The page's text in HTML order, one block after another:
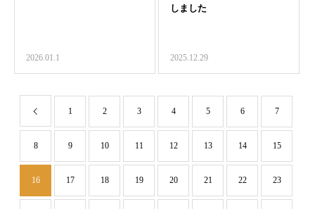
2026.01.1 2025.12.29
1 2 3 4 5 6 7
8 9 10 11 12 13 14 15
16 17 18 19 20 21 22 23